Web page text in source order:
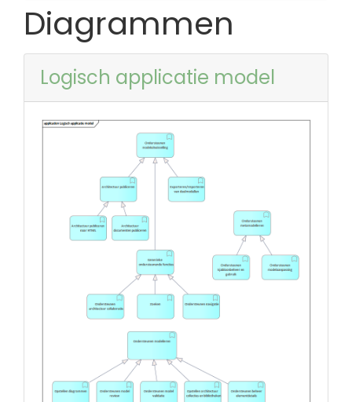
Diagrammen
Logisch applicatie model